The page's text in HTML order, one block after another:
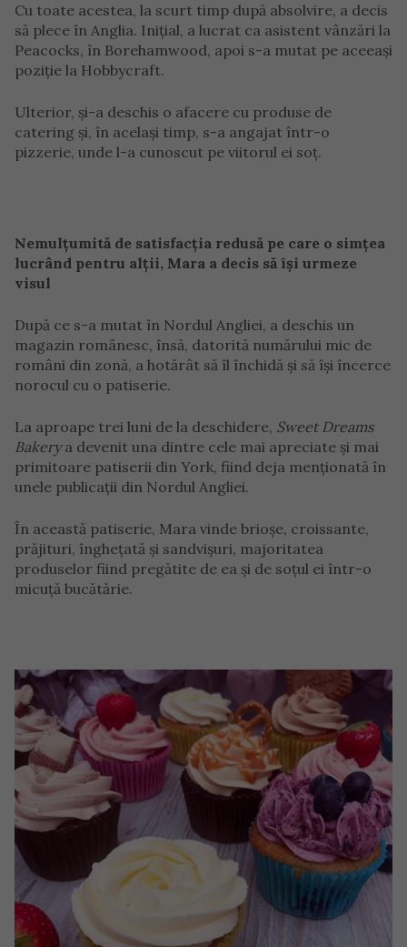
Cu toate acestea, la scurt timp după absolvire, a decis
să plece în Anglia. Inițial, a lucrat ca asistent vânzări la
Peacocks, în Borehamwood, apoi s-a mutat pe aceeași
poziție la Hobbycraft.
Ulterior, și-a deschis o afacere cu produse de
catering și, în același timp, s-a angajat într-o
pizzerie, unde l-a cunoscut pe viitorul ei soț.
Nemulțumită de satisfacția redusă pe care o simțea
lucrând pentru alții, Mara a decis să își urmeze
visul
După ce s-a mutat în Nordul Angliei, a deschis un
magazin românesc, însă, datorită numărului mic de
români din zonă, a hotărât să îl închidă și să își încerce
norocul cu o patiserie.
La aproape trei luni de la deschidere, Sweet Dreams
Bakerya devenit una dintre cele mai apreciate și mai
primitoare patiserii din York, fiind deja menționată în
unele publicații din Nordul Angliei.
În această patiserie, Mara vinde brioșe, croissante,
prăjituri, înghețată și sandvișuri, majoritatea
produselor fiind pregătite de ea și de soțul ei într-o
micuță bucătărie.